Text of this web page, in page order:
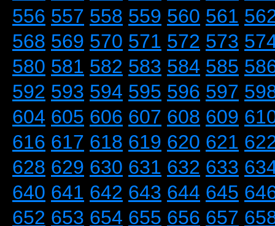
556 557 558 559 560 561
568 569 570 571 572 573
580 581 582 583 584 585
592 593 594 595 596 597
604 605 606 607 608 609
616 617 618 619 620 621
628 629 630 631 632 633
640 641 642 643 644 645
652 653 654 655 656 657